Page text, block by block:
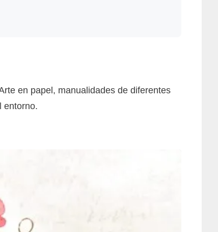
en papel, manualidades de diferentes
entorno.